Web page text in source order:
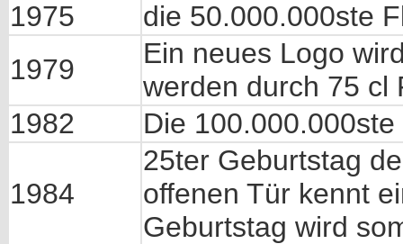
1975
die 50.000.000ste
1979
Ein neues Logo
werden durch 75 cl
1982
Die
1984
25ter Geburtstag
offenen Tür kennt
Geburtstag wird